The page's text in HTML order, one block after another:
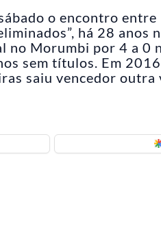
o encontro
há 28 anos
Morumbi por 4 a 0
sem títulos. Em
saiu vencedor outra